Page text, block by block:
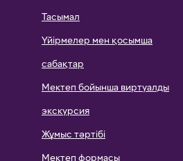
Тасымал
Үйірмелер мен қосымша
сабақтар
Мектеп бойынша виртуалды
экскурсия
Жұмыс тәртібі
Мектеп формасы